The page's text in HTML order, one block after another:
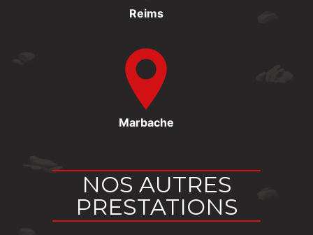
Reims
Marbache
NOS AUTRES
PRESTATIONS